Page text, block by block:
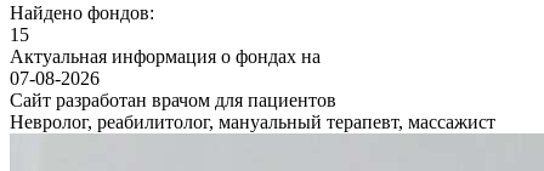
Найдено фондов:
15
Актуальная информация о фондах на
07-08-2026
Сайт разработан врачом для пациентов
Невролог, реабилитолог, мануальный терапевт, массажист